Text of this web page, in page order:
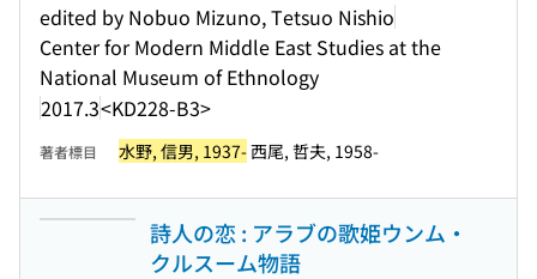
edited by Nobuo Mizuno, Tetsuo Nishio
Center for Modern Middle East Studies at the
National Museum of Ethnology
2017.3<KD228-B3>
著者標目 水野, 信男, 1937-西尾, 哲夫, 1958-
詩人の恋 : アラブの歌姫ウンム・
クルスーム物語